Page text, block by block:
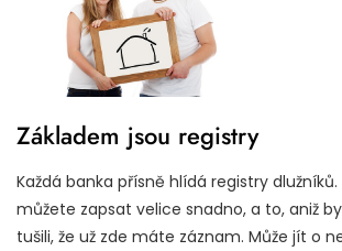
Základem jsou registry
Každá banka přísně hlídá registry
můžete zapsat velice snadno, a to, aniž
tušili, že už zde máte záznam. Může jít o